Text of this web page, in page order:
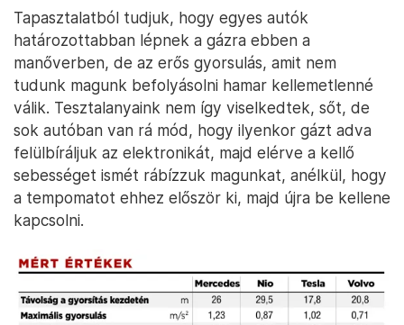
Tapasztalatból tudjuk, hogy egyes autók
határozottabban lépnek a gázra ebben a
manőverben, de az erős gyorsulás, amit nem
tudunk magunk befolyásolni hamar kellemetlenné
válik. Tesztalanyaink nem így viselkedtek, sőt, de
sok autóban van rá mód, hogy ilyenkor gázt adva
felülbíráljuk az elektronikát, majd elérve a kellő
sebességet ismét rábízzuk magunkat, anélkül, hogy
a tempomatot ehhez először ki, majd újra be kellene
kapcsolni.